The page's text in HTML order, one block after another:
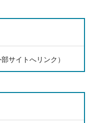
サイトへリンク）